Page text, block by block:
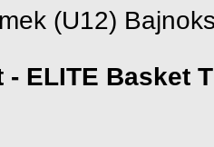
(U12)
- ELITE Basket